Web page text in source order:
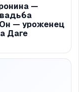
—
— уроженец
Даге